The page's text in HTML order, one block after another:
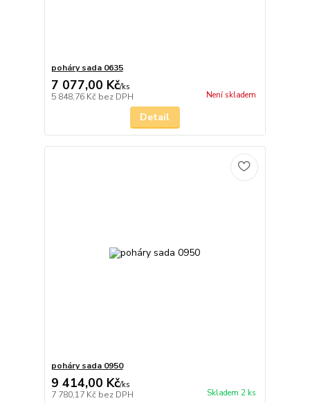
poháry sada 0635
7 077,00 Kč/ks
5 848,76 Kč bez DPH Není skladem
Detail
poháry sada 0950
9 414,00 Kč/ks
7 780,17 Kč bez DPH Skladem 2 ks